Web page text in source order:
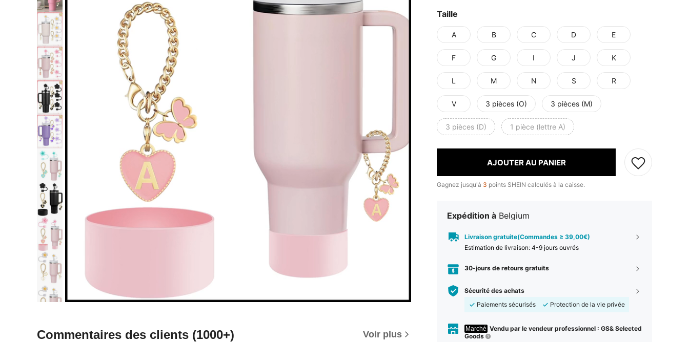
Commentaires des clients (1000+) Voir plus
Taille
A B C D E
F G I J K
L M N S R
V 3 pièces (O) 3 pièces (M)
3 pièces (D) 1 pièce (lettre A)
AJOUTER AU PANIER
Gagnez jusqu'à 3 points SHEIN calculés à la caisse.
Expédition à Belgium
Livraison gratuite(Commandes ≥ 39,00€)
Estimation de livraison: 4-9 jours ouvrés
30-jours de retours gratuits
Sécurité des achats
Paiements sécurisés
Protection de la vie privée
Marché Vendu par le vendeur professionnel : GS& Selected
Goods